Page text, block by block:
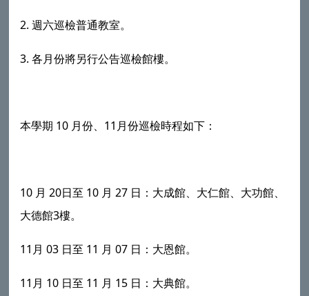
2.週六巡檢普通教室。
3.各月份將另行公告巡檢館樓。
本學期 10 月份、 11 月份巡檢時程如下：
10 月 20日至 10 月 27 日：大成館、大仁館、大功館、
大德館3樓。
11 月 03 日至 11 月 07 日：大恩館。
11 月 10 日至 11 月 15 日：大典館。